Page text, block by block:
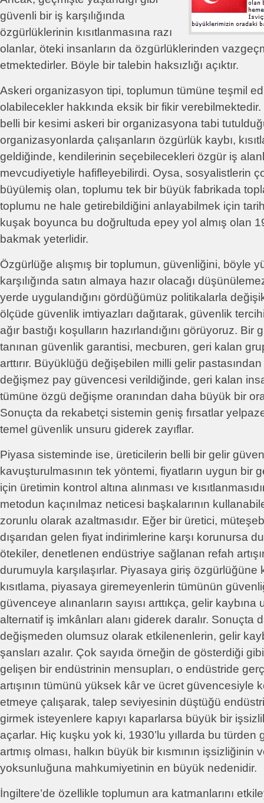
güvenli bir iş karşılığında
özgürlüklerinin kısıtlanmasına razı
olanlar, öteki insanların da özgürlüklerinden
etmektedirler. Böyle bir talebin haksızlığı açıktır.
Askeri organizasyon tipi, toplumun tümüne teşmil
olabilecekler hakkında eksik bir fikir
belli bir kesimi askeri bir organizasyona tabi
organizasyonlarda çalışanların özgürlük kaybı,
geldiğinde, kendilerinin seçebilecekleri özgür iş
mevcudiyetiyle hafifleyebilirdi. Oysa, sosyalistlerin
büyülemiş olan, toplumu tek bir büyük fabrikada
toplumu ne hale getirebildiğini anlayabilmek için
kuşak boyunca bu doğrultuda epey yol almış olan
bakmak yeterlidir.
Özgürlüğe alışmış bir toplumun, güvenliğini, böyle
karşılığında satın almaya hazır olacağı
yerde uygulandığını gördüğümüz politikalarla
ölçüde güvenlik imtiyazları dağıtarak, güvenlik
ağır bastığı koşulların hazırlandığını görüyoruz. Bir
tanınan güvenlik garantisi, mecburen, geri kalan
arttırır. Büyüklüğü değişebilen milli gelir
değişmez pay güvencesi verildiğinde, geri kalan
tümüne özgü değişme oranından daha büyük bir
Sonuçta da rekabetçi sistemin geniş fırsatlar
temel güvenlik unsuru giderek zayıflar.
Piyasa sisteminde ise, üreticilerin belli bir gelir
kavuşturulmasının tek yöntemi, fiyatların uygun bir
için üretimin kontrol altına alınması ve
metodun kaçınılmaz neticesi başkalarının
zorunlu olarak azaltmasıdır. Eğer bir üretici,
dışarıdan gelen fiyat indirimlerine karşı korunursa
ötekiler, denetlenen endüstriye sağlanan refah
durumuyla karşılaşırlar. Piyasaya giriş özgürlüğüne
kısıtlama, piyasaya giremeyenlerin tümünün
güvenceye alınanların sayısı arttıkça, gelir kaybına
alternatif iş imkânları alanı giderek daralır. Sonuçta
değişmeden olumsuz olarak etkilenenlerin, gelir
şansları azalır. Çok sayıda örneğin de gösterdiği
gelişen bir endüstrinin mensupları, o endüstride
artışının tümünü yüksek kâr ve ücret güvencesiyle
etmeye çalışarak, talep seviyesinin düştüğü
girmek isteyenlere kapıyı kaparlarsa büyük bir
açarlar. Hiç kuşku yok ki, 1930’lu yıllarda bu türden
artmış olması, halkın büyük bir kısmının işsizliğinin
yoksunluğuna mahkumiyetinin en büyük nedenidir.
İngiltere’de özellikle toplumun ara katmanlarını